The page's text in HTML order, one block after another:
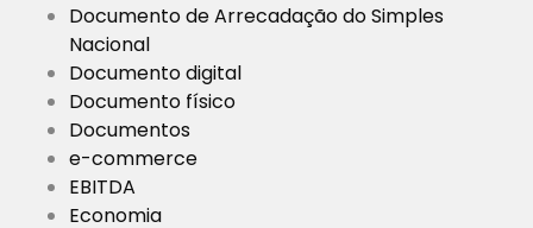
Documento de Arrecadação do Simples
Nacional
Documento digital
Documento físico
Documentos
e-commerce
EBITDA
Economia